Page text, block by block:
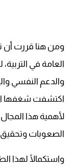
ومن هنا قررت أن
العامة في
والدعم النفسي
اكتشفت شغفها
لأهمية هذا
الصعوبات وتحقيق
واستكمالًا لهذا